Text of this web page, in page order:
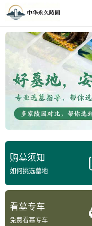
购墓须知
如何挑选墓地
看墓专车
免费看墓专车